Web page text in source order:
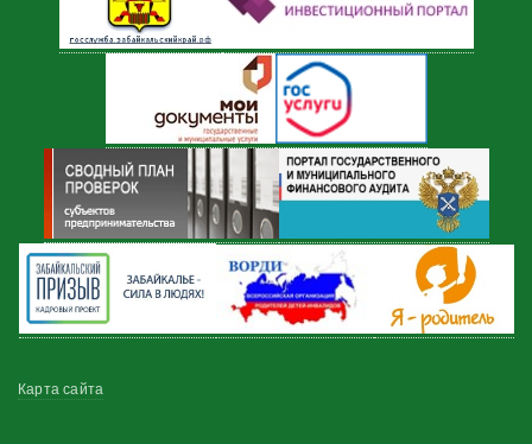
Меню
Карта сайта